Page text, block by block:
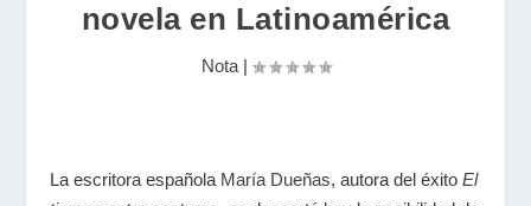
novela en Latinoamérica
Nota|
La escritora española María Dueñas, autora del éxitoEl